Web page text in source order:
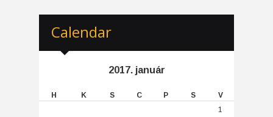
Calendar
2017. január
H K S C P S
V
1